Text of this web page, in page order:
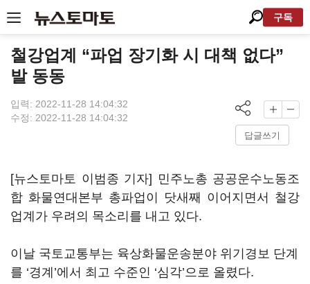
구독
철강업계 “파업 장기화 시 대책 없다”
발 동동
입력: 2022-11-28 14:04:32
수정: 2022-11-28 14:04:32
답글쓰기
[뉴스토마토 이범종 기자] 민주노총 공공운수노동조
합 화물연대본부 총파업이 닷새째 이어지면서 철강
업계가 우려의 목소리를 내고 있다.
이날 국토교통부는 육상화물운송분야 위기경보 단계
를 ‘경계’에서 최고 수준인 ‘심각’으로 올렸다.